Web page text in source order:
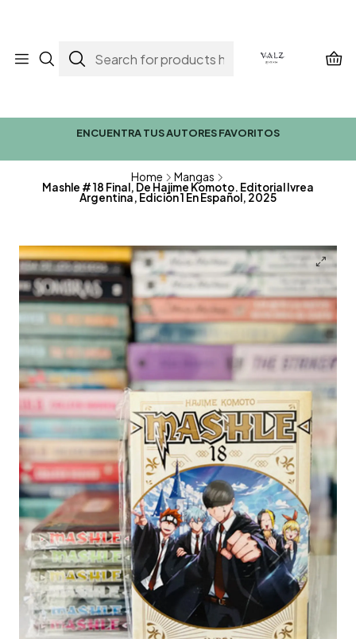
ENCUENTRA TUS AUTORES FAVORITOS
Home Mangas
Mashle # 18 Final, De Hajime Komoto. Editorial Ivrea
Argentina, Edición 1 En Español, 2025